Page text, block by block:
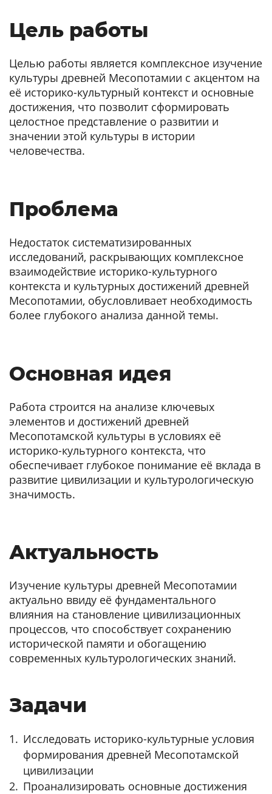
Цель работы
Целью работы является комплексное изучение
культуры древней Месопотамии с акцентом на
её историко-культурный контекст и основные
достижения, что позволит сформировать
целостное представление о развитии и
значении этой культуры в истории
человечества.
Проблема
Недостаток систематизированных
исследований, раскрывающих комплексное
взаимодействие историко-культурного
контекста и культурных достижений древней
Месопотамии, обусловливает необходимость
более глубокого анализа данной темы.
Основная идея
Работа строится на анализе ключевых
элементов и достижений древней
Месопотамской культуры в условиях её
историко-культурного контекста, что
обеспечивает глубокое понимание её вклада в
развитие цивилизации и культурологическую
значимость.
Актуальность
Изучение культуры древней Месопотамии
актуально ввиду её фундаментального
влияния на становление цивилизационных
процессов, что способствует сохранению
исторической памяти и обогащению
современных культурологических знаний.
Задачи
Исследовать историко-культурные условия
формирования древней Месопотамской
цивилизации
Проанализировать основные достижения